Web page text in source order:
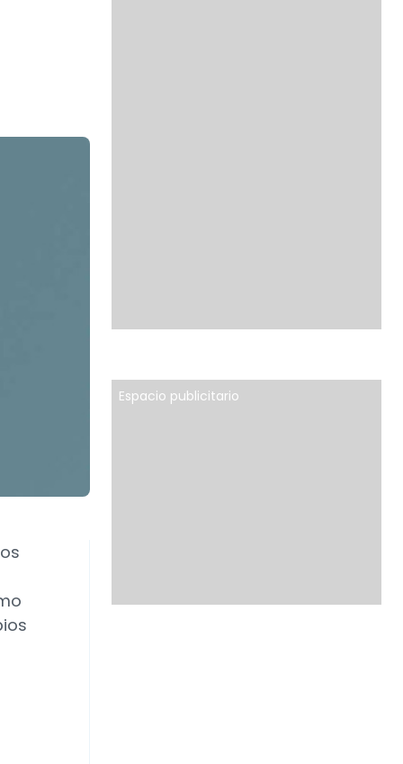
Espacio publicitario